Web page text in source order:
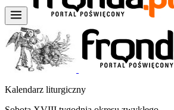
Kalendarz liturgiczny